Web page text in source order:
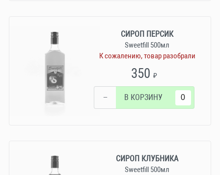
СИРОП ПЕРСИК
Sweetfill 500мл
К сожалению, товар разобрали
350₽
− В КОРЗИНУ
СИРОП КЛУБНИКА
Sweetfill 500мл